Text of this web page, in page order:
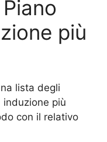
più
lista degli
più
con il relativo